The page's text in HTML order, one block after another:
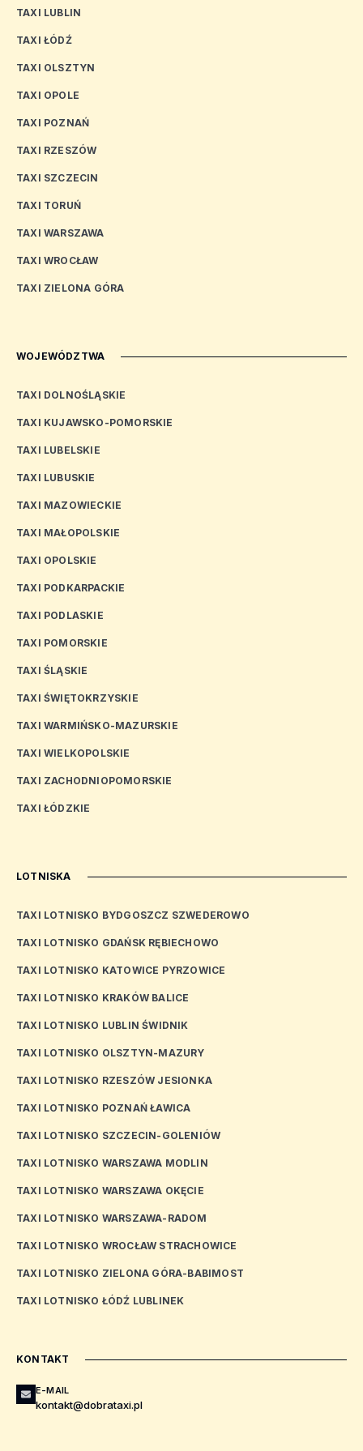
TAXI LUBLIN
TAXI ŁÓDŹ
TAXI OLSZTYN
TAXI OPOLE
TAXI POZNAŃ
TAXI RZESZÓW
TAXI SZCZECIN
TAXI TORUŃ
TAXI WARSZAWA
TAXI WROCŁAW
TAXI ZIELONA GÓRA
WOJEWÓDZTWA
TAXI DOLNOŚLĄSKIE
TAXI KUJAWSKO-POMORSKIE
TAXI LUBELSKIE
TAXI LUBUSKIE
TAXI MAZOWIECKIE
TAXI MAŁOPOLSKIE
TAXI OPOLSKIE
TAXI PODKARPACKIE
TAXI PODLASKIE
TAXI POMORSKIE
TAXI ŚLĄSKIE
TAXI ŚWIĘTOKRZYSKIE
TAXI WARMIŃSKO-MAZURSKIE
TAXI WIELKOPOLSKIE
TAXI ZACHODNIOPOMORSKIE
TAXI ŁÓDZKIE
LOTNISKA
TAXI LOTNISKO BYDGOSZCZ SZWEDEROWO
TAXI LOTNISKO GDAŃSK RĘBIECHOWO
TAXI LOTNISKO KATOWICE PYRZOWICE
TAXI LOTNISKO KRAKÓW BALICE
TAXI LOTNISKO LUBLIN ŚWIDNIK
TAXI LOTNISKO OLSZTYN-MAZURY
TAXI LOTNISKO RZESZÓW JESIONKA
TAXI LOTNISKO POZNAŃ ŁAWICA
TAXI LOTNISKO SZCZECIN-GOLENIÓW
TAXI LOTNISKO WARSZAWA MODLIN
TAXI LOTNISKO WARSZAWA OKĘCIE
TAXI LOTNISKO WARSZAWA-RADOM
TAXI LOTNISKO WROCŁAW STRACHOWICE
TAXI LOTNISKO ZIELONA GÓRA-BABIMOST
TAXI LOTNISKO ŁÓDŹ LUBLINEK
KONTAKT
E-MAIL
kontakt@dobrataxi.pl